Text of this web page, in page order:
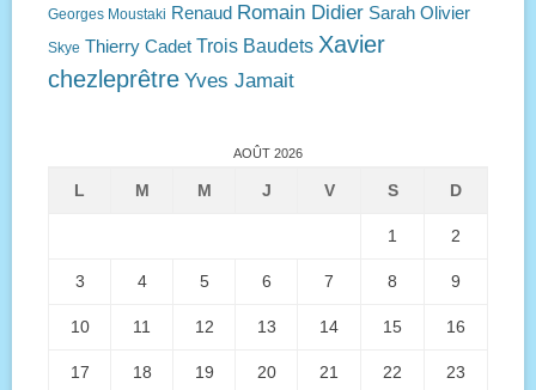
Georges Moustaki Renaud Romain Didier Sarah Olivier
Skye Thierry Cadet Trois Baudets Xavier
chezleprêtre Yves Jamait
AOÛT 2026
L M M J V S D
1 2
3 4 5 6 7 8 9
10 11 12 13 14 15 16
17 18 19 20 21 22 23